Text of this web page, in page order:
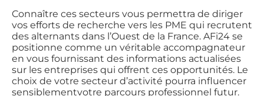
Connaître ces secteurs vous permettra de diriger
vos efforts de recherche vers les PME qui recrutent
des alternants dans l’Ouest de la France. AFi24 se
positionne comme un véritable accompagnateur
en vous fournissant des informations actualisées
sur les entreprises qui offrent ces opportunités. Le
choix de votre secteur d’activité pourra influencer
sensiblementvotre parcours professionnel futur.